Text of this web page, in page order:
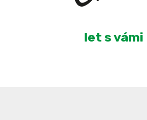
let s vámi